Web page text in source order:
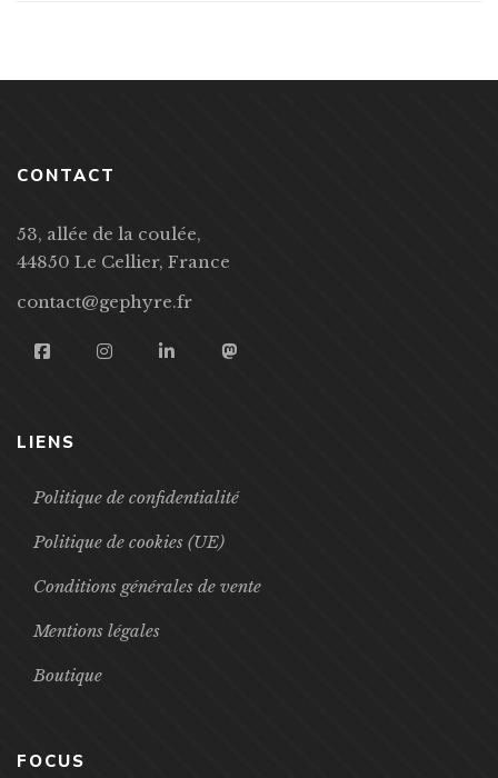
CONTACT
53, allée de la coulée,
44850 Le Cellier, France
contact@gephyre.fr
LIENS
Politique de confidentialité
Politique de cookies (UE)
Conditions générales de vente
Mentions légales
Boutique
FOCUS